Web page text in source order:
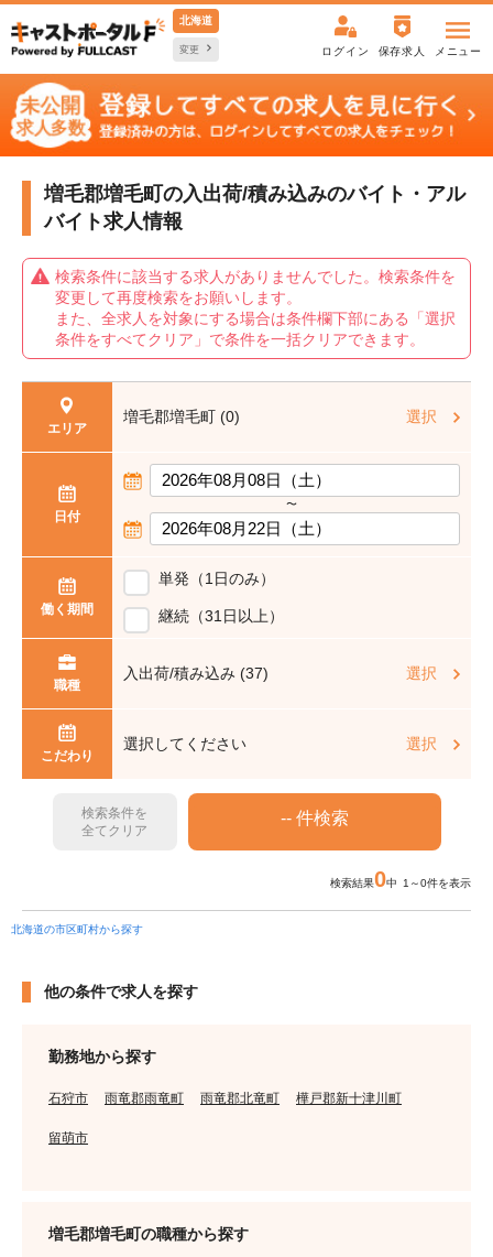
北海道
変更 ログイン 保存求人 メニュー
増毛郡増毛町の入出荷/積み込みのバイト・アル
バイト求人情報
検索条件に該当する求人がありませんでした。検索条件を
変更して再度検索をお願いします。
また、全求人を対象にする場合は条件欄下部にある「選択
条件をすべてクリア」で条件を一括クリアできます。
エリア
増毛郡増毛町 (0) 選択
日付
〜
働く期間
単発（1日のみ）
継続（31日以上）
職種
入出荷/積み込み (37) 選択
こだわり
選択してください 選択
検索条件を
全てクリア
検索結果0中 1～0件を表示
北海道の市区町村から探す
他の条件で求人を探す
勤務地から探す
石狩市 雨竜郡雨竜町 雨竜郡北竜町 樺戸郡新十津川町
留萌市
増毛郡増毛町の職種から探す